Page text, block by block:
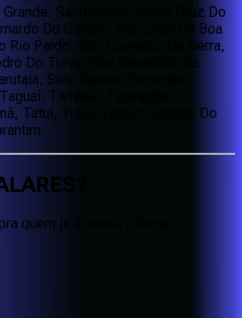
Sandovalina, Santa Cruz Do
Do Campo, São João Da Boa
Rio Pardo, São Lourenço Da Serra,
Do Turvo, São Sebastião Da
Sete Barras, Sorocaba,
Tambaú, Tapiratiba,
Tatuí, Tupã, Vargem Grande Do
quem ja é nosso cliente: